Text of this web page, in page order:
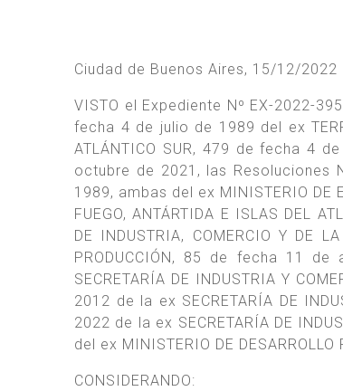
Ciudad de Buenos Aires, 15/12/2022
VISTO el Expediente Nº EX-2022-
fecha 4 de julio de 1989 del ex
ATLÁNTICO SUR, 479 de fecha 4
octubre de 2021, las
1989, ambas del ex MINISTERIO DE
FUEGO, ANTÁRTIDA E ISLAS DEL
DE INDUSTRIA, COMERCIO Y DE
PRODUCCIÓN, 85 de fecha 11
SECRETARÍA DE INDUSTRIA Y
2012 de la ex SECRETARÍA DE
2022 de la ex SECRETARÍA DE
del ex MINISTERIO DE DESARROLLO
CONSIDERANDO: